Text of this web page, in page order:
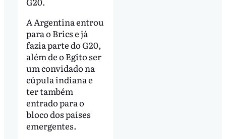
A Argentina entrou
para o Brics e já
fazia parte do G20,
além de o Egito ser
um convidado na
cúpula indiana e
ter também
entrado para o
bloco dos países
emergentes.